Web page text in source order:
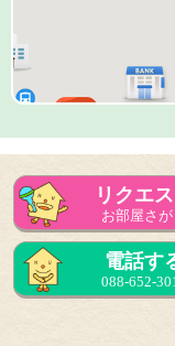
リクエ
お部屋さが
電話す
088-652-